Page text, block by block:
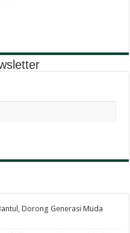
Dorong Generasi Muda